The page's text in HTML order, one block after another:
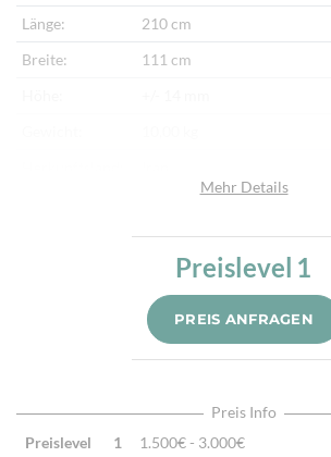
Länge:
210 cm
Breite:
111 cm
Schafwolle
190.000/m²
Sehr fein per Hand geknüpft
Traditionelle Machart
Mehr Details
Preislevel 1
PREIS ANFRAGEN
Preis Info
Preislevel
1
1.500€ - 3.000€